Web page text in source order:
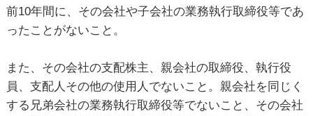
前10年間に、その会社や子会社の業務執行取締役等であ
ったことがないこと。
また、その会社の支配株主、親会社の取締役、執行役
員、支配人その他の使用人でないこと。親会社を同じく
する兄弟会社の業務執行取締役等でないこと、その会社